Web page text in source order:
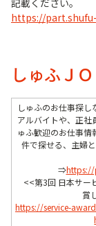
https://
しゅふＪ
しゅふのお仕事探し
アルバイトや、正社
ゅふ歓迎のお仕事情
件で探せる、主婦
⇒https://
<<第3回 日本サー
賞
https://service-